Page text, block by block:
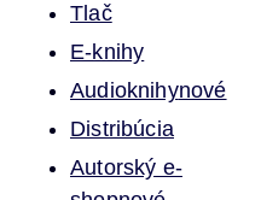
Tlač
E-knihy
Audioknihynové
Distribúcia
Autorský e-